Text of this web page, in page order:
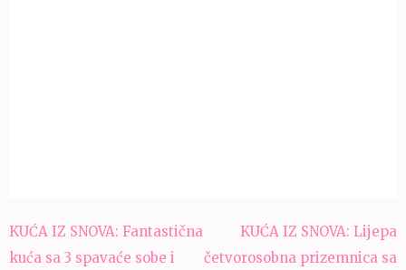
Navigacija
članaka
KUĆA IZ SNOVA: Fantastična
kuća sa 3 spavaće sobe i
KUĆA IZ SNOVA: Lijepa
četvorosobna prizemnica sa